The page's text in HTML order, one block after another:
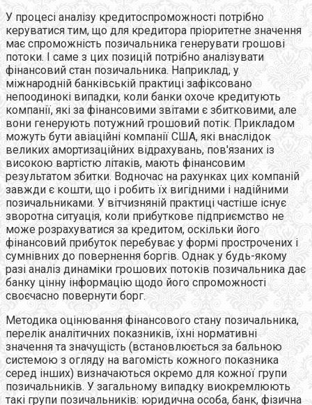
У процесі аналізу кредитоспроможності потрібно
керуватися тим, що для кредитора пріоритетне значення
має спроможність позичальника генерувати грошові
потоки. І саме з цих позицій потрібно аналізувати
фінансовий стан позичальника. Наприклад, у
міжнародній банківській практиці зафіксовано
непоодинокі випадки, коли банки охоче кредитують
компанії, які за фінансовими звітами є збитковими, але
вони генерують потужний грошовий потік. Прикладом
можуть бути авіаційні компанії США, які внаслідок
великих амортизаційних відрахувань, пов'язаних із
високою вартістю літаків, мають фінансовим
результатом збитки. Водночас на рахунках цих компаній
завжди є кошти, що і робить їх вигідними і надійними
позичальниками. У вітчизняній практиці частіше існує
зворотна ситуація, коли прибуткове підприємство не
може розрахуватися за кредитом, оскільки його
фінансовий прибуток перебуває у формі прострочених і
сумнівних до повернення боргів. Однак у будь-якому
разі аналіз динаміки грошових потоків позичальника дає
банку цінну інформацію щодо його спроможності
своєчасно повернути борг.
Методика оцінювання фінансового стану позичальника,
перелік аналітичних показників, їхні нормативні
значення та значущість (встановлюється за бальною
системою з огляду на вагомість кожного показника
серед інших) визначаються окремо для кожної групи
позичальників. У загальному випадку виокремлюють
такі групи позичальників: юридична особа, банк, фізична